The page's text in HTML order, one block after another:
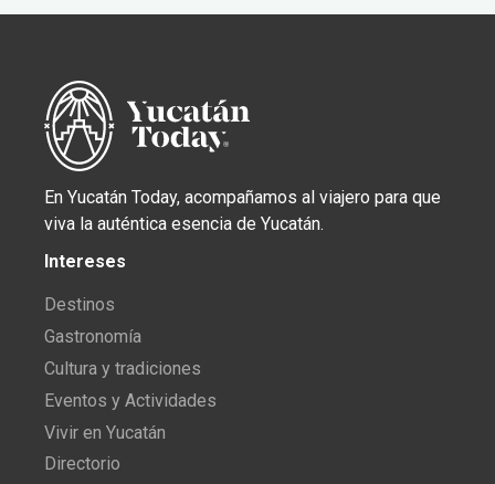
En Yucatán Today, acompañamos al viajero para que
viva la auténtica esencia de Yucatán.
Intereses
Destinos
Gastronomía
Cultura y tradiciones
Eventos y Actividades
Vivir en Yucatán
Directorio